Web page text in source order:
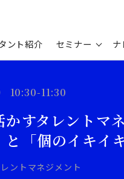
ント紹介 セミナー
10:30-11:30
すタレントマ
と「個のイキイ
ントマネジメント